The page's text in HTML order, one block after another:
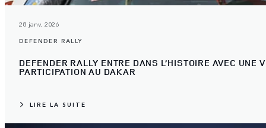
28 janv. 2026
DEFENDER RALLY
DEFENDER RALLY ENTRE DANS L’HISTOIRE AVEC UNE
PARTICIPATION AU DAKAR
LIRE LA SUITE